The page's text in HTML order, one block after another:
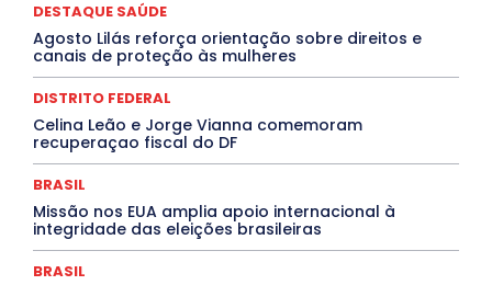
DESTAQUES OUTROS
ELEIÇÕES
EMPREGO E OPORTUNIDADES
ENTORNO
Especial
Espírito Santo
EVENTOS
EXPOSIÇÃO Featured
Febre Amarela
INTELIGÊNCIA ARTIFICIAL
INTERNACIONAL
Jogos Online
JUDICIÁRIO
MEIO AMBIENTE
Paraíba
Paraná Pernambuco Piauí
PROCESSO SELETIVO
QUALIFICAÇÃO PROFISSIONAL
RESIDÊNCIA
DESTAQUE SAÚDE
Agosto Lilás reforça orientação sobre direitos e
canais de proteção às mulheres
DISTRITO FEDERAL
Celina Leão e Jorge Vianna comemoram
recuperaçao fiscal do DF
BRASIL
Missão nos EUA amplia apoio internacional à
integridade das eleições brasileiras
BRASIL